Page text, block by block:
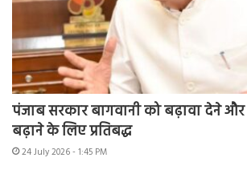
पंजाब सरकार बागवानी को बढ़ावा देने
बढ़ाने के लिए प्रतिबद्ध
24 July 2026 - 1:45 PM